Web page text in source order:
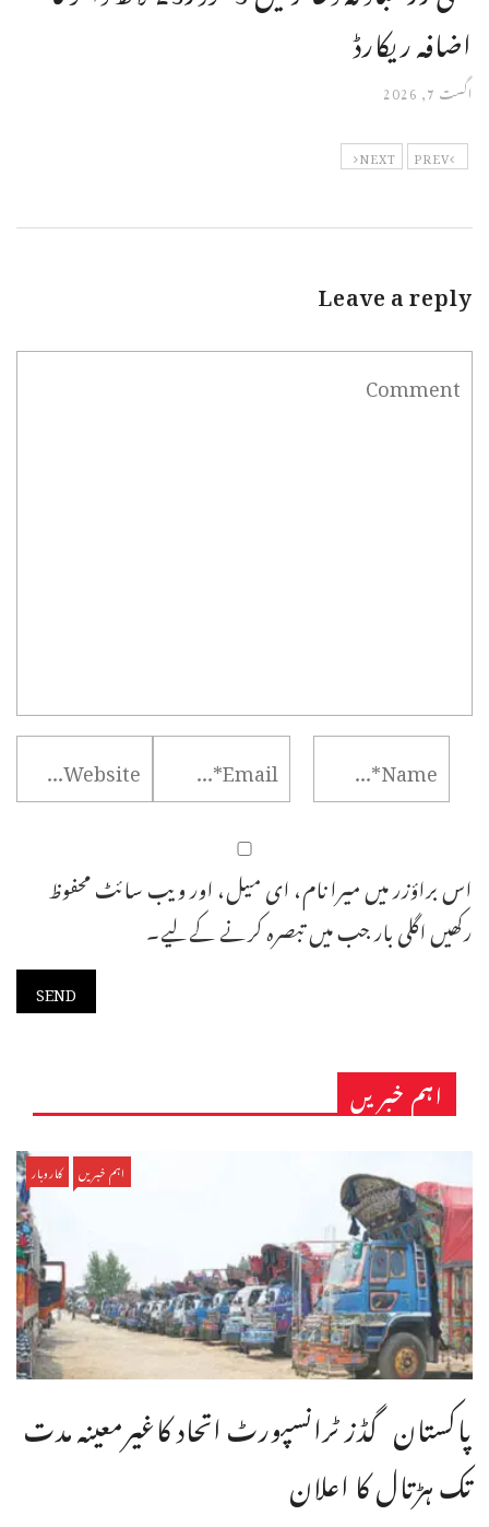
اضافہ ریکارڈ
اگست 7, 2026
PREV
NEXT
Leave a reply
اس براؤزر میں میرا نام، ای میل، اور ویب سائٹ محفوظ
رکھیں اگلی بار جب میں تبصرہ کرنے کےلیے۔
اہم خبریں
اہم خبریں کاروبار
پاکستان گڈز ٹرانسپورٹ اتحاد کاغیرمعینہ مدت
تک ہڑتال کا اعلان